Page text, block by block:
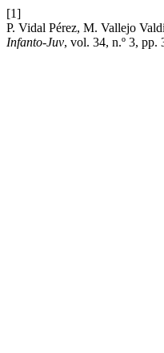
[1]
P. Vidal Pérez, M. Vallejo
Infanto-Juv, vol. 34, n.º 3, pp.